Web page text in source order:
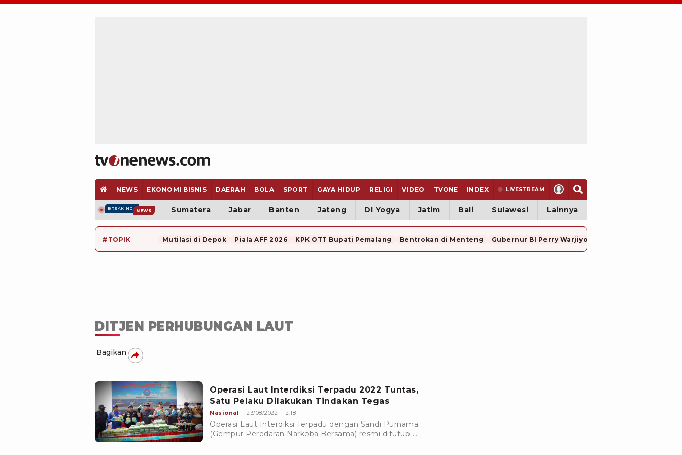
NEWS EKONOMI BISNIS DAERAH BOLA SPORT GAYA HIDUP RELIGI VIDEO TVONE INDEX LIVESTREAM
BREAKING NEWS Sumatera Jabar Banten Jateng DI Yogya Jatim Bali Sulawesi Lainnya
# TOPIK Mutilasi di Depok Piala AFF 2026 KPK OTT Bupati Pemalang Bentrokan di Menteng Gubernur BI Perry Warjiyo Mundur
DITJEN PERHUBUNGAN LAUT
Bagikan
Operasi Laut Interdiksi Terpadu 2022 Tuntas,
Satu Pelaku Dilakukan Tindakan Tegas
Nasional 23/08/2022 - 12:18
Operasi Laut Interdiksi Terpadu dengan Sandi Purnama
(Gempur Peredaran Narkoba Bersama) resmi ditutup di